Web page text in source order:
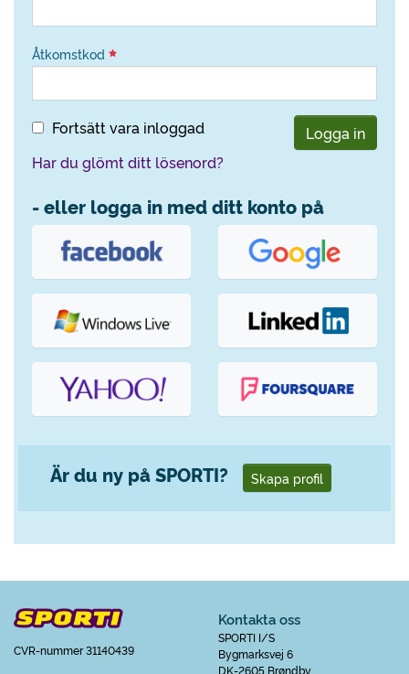
Åtkomstkod
Fortsätt vara inloggad
Logga in
Har du glömt ditt lösenord?
- eller logga in med ditt konto på
Är du ny på SPORTI? Skapa profil
CVR-nummer 31140439
Kontakta oss
SPORTI I/S
Bygmarksvej 6
DK-2605 Brøndby